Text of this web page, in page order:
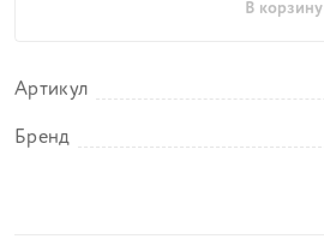
В корзину
Артикул
Бренд